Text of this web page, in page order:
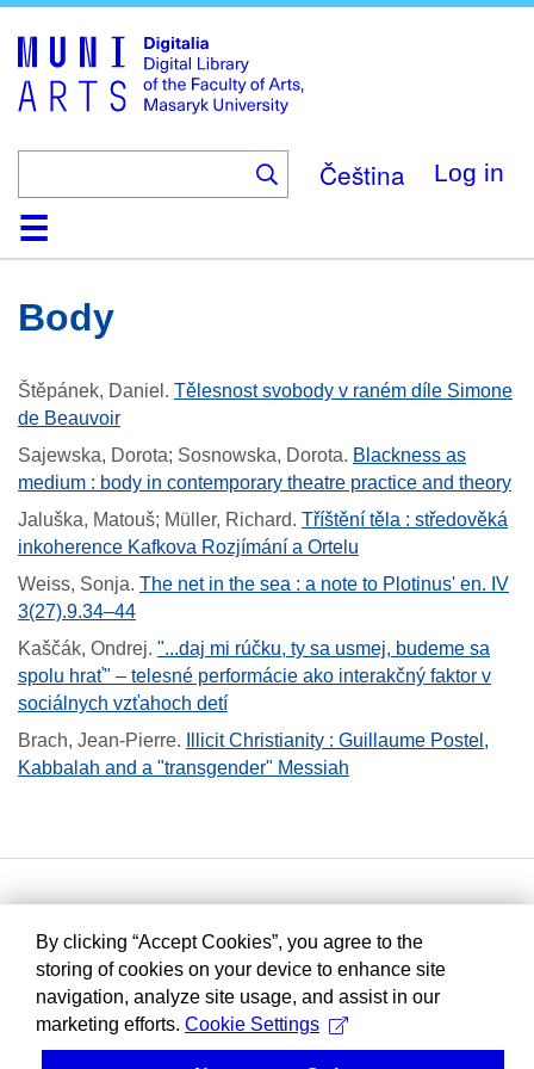
main
content
Čeština Log in
HomeCollections
Browse
Search
About
HelpContactDigitalia
Body
Štěpánek, Daniel . Tělesnost svobody v raném díle Simone
de Beauvoir
Sajewska, Dorota; Sosnowska, Dorota. Blackness as
medium : body in contemporary theatre practice and theory
Jaluška, Matouš; Müller, Richard. Tříštění těla : středověká
inkoherence Kafkova Rozjímání a Ortelu
Weiss, Sonja. The net in the sea : a note to Plotinus' en. IV
3(27).9.34–44
Kaščák, Ondrej. "...daj mi rúčku, ty sa usmej, budeme sa
spolu hrať" – telesné performácie ako interakčný faktor v
sociálnych vzťahoch detí
Brach, Jean-Pierre.
Illicit Christianity : Guillaume Postel,
Kabbalah and a "transgender" Messiah
By clicking “Accept Cookies”, you agree to the
storing of cookies on your device to enhance site
navigation, analyze site usage, and assist in our
marketing efforts. Cookie Settings